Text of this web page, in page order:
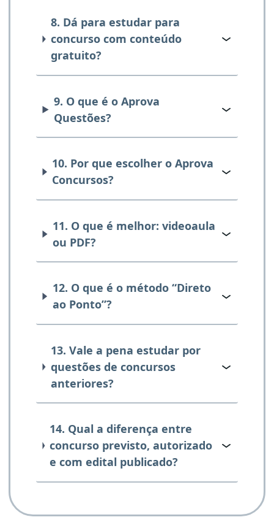
8. Dá para estudar para
concurso com conteúdo
gratuito?
9. O que é o Aprova
Questões?
10. Por que escolher o Aprova
Concursos?
11. O que é melhor: videoaula
ou PDF?
12. O que é o método “Direto
ao Ponto”?
13. Vale a pena estudar por
questões de concursos
anteriores?
14. Qual a diferença entre
concurso previsto, autorizado
e com edital publicado?